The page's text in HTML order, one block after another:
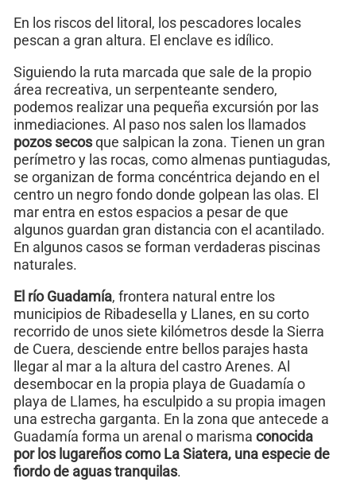
En los riscos del litoral, los pescadores locales
pescan a gran altura. El enclave es idílico.
Siguiendo la ruta marcada que sale de la propio
área recreativa, un serpenteante sendero,
podemos realizar una pequeña excursión por las
inmediaciones. Al paso nos salen los llamados
pozos secosque salpican la zona. Tienen un gran
perímetro y las rocas, como almenas puntiagudas,
se organizan de forma concéntrica dejando en el
centro un negro fondo donde golpean las olas. El
mar entra en estos espacios a pesar de que
algunos guardan gran distancia con el acantilado.
En algunos casos se forman verdaderas piscinas
naturales.
El río Guadamía, frontera natural entre los
municipios de Ribadesella y Llanes, en su corto
recorrido de unos siete kilómetros desde la Sierra
de Cuera, desciende entre bellos parajes hasta
llegar al mar a la altura del castro Arenes. Al
desembocar en la propia playa de Guadamía o
playa de Llames, ha esculpido a su propia imagen
una estrecha garganta. En la zona que antecede a
Guadamía forma un arenal o marisma conocida
por los lugareños como La Siatera, una especie de
fiordo de aguas tranquilas.